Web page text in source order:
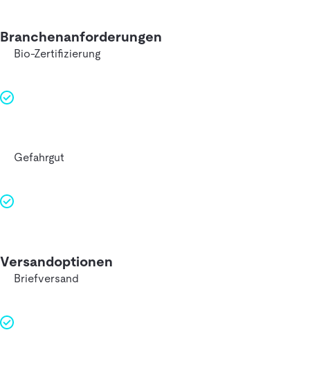
Branchenanforderungen
Bio-Zertifizierung
Gefahrgut
Versandoptionen
Briefversand